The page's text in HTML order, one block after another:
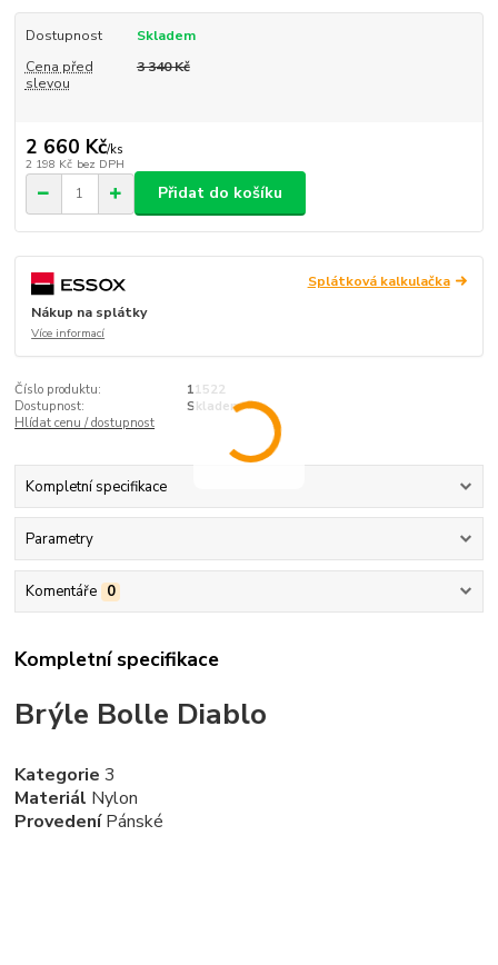
Dostupnost
Skladem
Cena před
slevou
3 340 Kč
2 660 Kč/ks
2 198 Kč bez DPH
Přidat do košíku
Splátková kalkulačka
Nákup na splátky
Více informací
Číslo produktu:
11522
Dostupnost:
Skladem
Hlídat cenu / dostupnost
Kompletní specifikace
Parametry
Komentáře 0
Kompletní specifikace
Brýle Bolle Diablo
Kategorie3
Materiál Nylon
ProvedeníPánské